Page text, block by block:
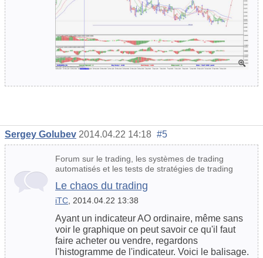
Sergey Golubev 2014.04.22 14:18 #5
Forum sur le trading, les systèmes de trading
automatisés et les tests de stratégies de trading
Le chaos du trading
iTC , 2014.04.22 13:38
Ayant un indicateur AO ordinaire, même sans
voir le graphique on peut savoir ce qu'il faut
faire acheter ou vendre, regardons
l'histogramme de l'indicateur. Voici le balisage.